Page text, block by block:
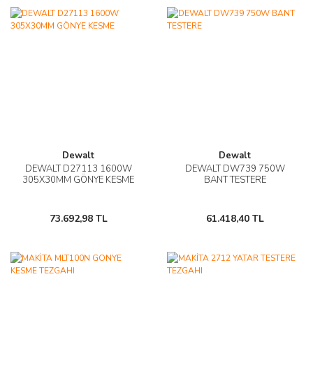
Dewalt
DEWALT D27113 1600W
305X30MM GÖNYE KESME
73.692,98 TL
Dewalt
DEWALT DW739 750W
BANT TESTERE
61.418,40 TL